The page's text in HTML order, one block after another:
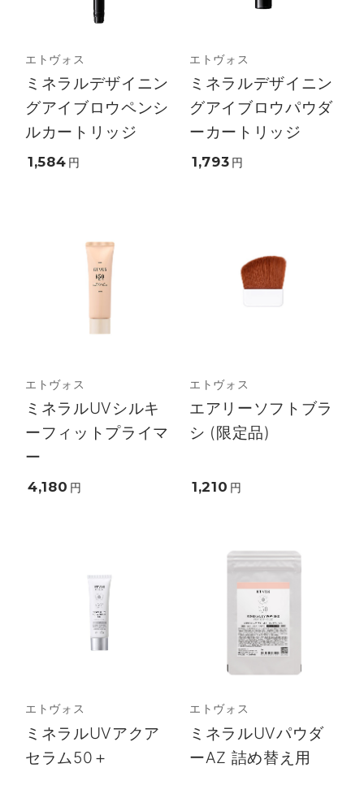
エトヴォス
ミネラルデザイニン
グアイブロウペンシ
ルカートリッジ
1,584 円
エトヴォス
ミネラルデザイニン
グアイブロウパウダ
ーカートリッジ
1,793 円
エトヴォス
ミネラルUVシルキ
ーフィットプライマ
ー
4,180 円
エトヴォス
エアリーソフトブラ
シ (限定品)
1,210 円
エトヴォス
ミネラルUVアクア
セラム50＋
エトヴォス
ミネラルUVパウダ
ーAZ 詰め替え用